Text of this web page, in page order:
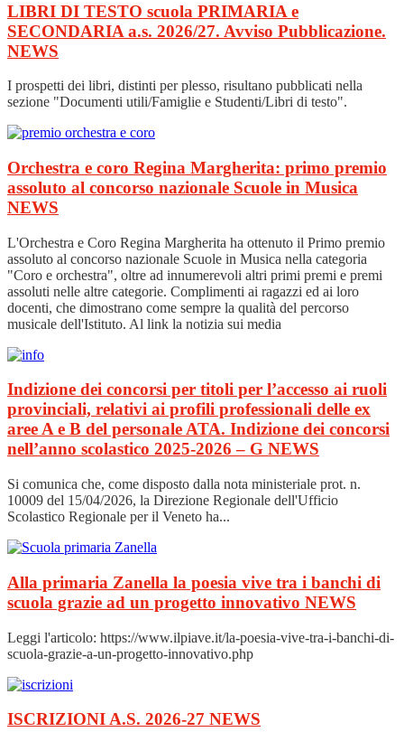
LIBRI DI TESTO scuola PRIMARIA e
SECONDARIA a.s. 2026/27. Avviso Pubblicazione.
NEWS
I prospetti dei libri, distinti per plesso, risultano pubblicati nella
sezione "Documenti utili/Famiglie e Studenti/Libri di testo".
Orchestra e coro Regina Margherita: primo premio
assoluto al concorso nazionale Scuole in Musica
NEWS
L'Orchestra e Coro Regina Margherita ha ottenuto il Primo premio
assoluto al concorso nazionale Scuole in Musica nella categoria
"Coro e orchestra", oltre ad innumerevoli altri primi premi e premi
assoluti nelle altre categorie. Complimenti ai ragazzi ed ai loro
docenti, che dimostrano come sempre la qualità del percorso
musicale dell'Istituto. Al link la notizia sui media
Indizione dei concorsi per titoli per l’accesso ai ruoli
provinciali, relativi ai profili professionali delle ex
aree A e B del personale ATA. Indizione dei concorsi
nell’anno scolastico 2025-2026 – G NEWS
Si comunica che, come disposto dalla nota ministeriale prot. n.
10009 del 15/04/2026, la Direzione Regionale dell'Ufficio
Scolastico Regionale per il Veneto ha...
Alla primaria Zanella la poesia vive tra i banchi di
scuola grazie ad un progetto innovativo NEWS
Leggi l'articolo: https://www.ilpiave.it/la-poesia-vive-tra-i-banchi-di-
scuola-grazie-a-un-progetto-innovativo.php
ISCRIZIONI A.S. 2026-27 NEWS